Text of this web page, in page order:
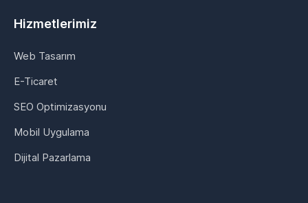
Hizmetlerimiz
Web Tasarım
E-Ticaret
SEO Optimizasyonu
Mobil Uygulama
Dijital Pazarlama